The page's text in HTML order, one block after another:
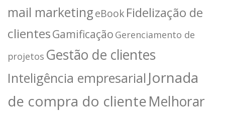
mail marketingeBookFidelização de
clientesGamificação Gerenciamento de
projetos Gestão de clientes
Inteligência empresarial Jornada
de compra do clienteMelhorar